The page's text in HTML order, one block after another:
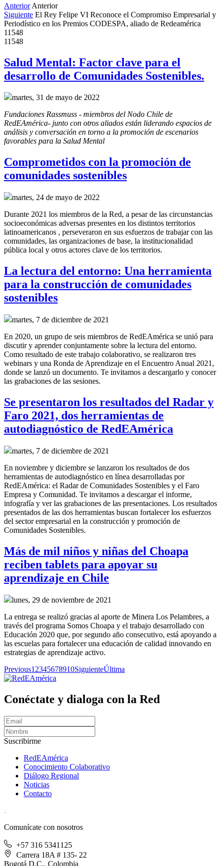
Anterior Anterior
Siguiente El Rey Felipe VI Reconoce el Compromiso Empresarial y
Periodístico en los Premios CODESPA, aliado de Redeamérica
11548
11548
Salud Mental: Factor clave para el
desarrollo de Comunidades Sostenibles.
martes, 31 de mayo de 2022
Fundaciones Rassmuss - miembros del Nodo Chile de
RedEAmérica- junto con otros aliados están liderando espacios de
análisis y conversación en torno a la promoción de escenarios
favorables para la Salud Mental
Comprometidos con la promoción de
comunidades sostenibles
martes, 24 de mayo de 2022
Durante 2021 los miembros de la Red, a pesar de las circunstancias
socioeconómicas adversas presentes en los distintos territorios
latinoamericanos , perseveraron en sus esfuerzos de trabajar con las
comunidades, las organizaciones de base, la institucionalidad
pública local y otros actores clave de los territorios.
La lectura del entorno: Una herramienta
para la construcción de comunidades
sostenibles
martes, 7 de diciembre de 2021
En 2020, un grupo de seis miembros de RedEAmérica se unió para
discutir y aprender conjuntamente sobre la lectura del entorno.
Como resultado de este trabajo colaborativo, se realizaron tres
webinars y una Ronda de Aprendizaje en el Encuentro Anual 2021,
donde se lanzó un documento. Te invitamos a descargarlo y conocer
las grabaciones de las sesiones.
Se presentaron los resultados del Radar y
Faro 2021, dos herramientas de
autodiagnóstico de RedEAmérica
martes, 7 de diciembre de 2021
En noviembre y diciembre se lanzaron los resultados de dos
herramientas de autodiagnóstico en línea desarrolladas por
RedEAmérica: el Radar de Comunidades Sostenibles y el Faro
Empresa y Comunidad. Te invitamos a descargar el informe,
infografía y ver las grabaciones de las presentaciones. Los resultados
presentados de las dos herramientas buscan fortalecer los esfuerzos
del sector empresarial en la construcción y promoción de
Comunidades Sostenibles.
Más de mil niños y niñas del Choapa
reciben tablets para apoyar su
aprendizaje en Chile
lunes, 29 de noviembre de 2021
La entrega se realizó gracias al aporte de Minera Los Pelambres, a
través del programa Somos Choapa y el trabajo desarrollado con
Educación 2020 que, por segundo año consecutivo, está apoyando a
las escuelas para fortalecer una educación de calidad innovando en
estrategias de aprendizaje activo.
Previous1 2345678910SiguienteÚltima
Conéctate y dialoga con la Red
Suscribirme
RedEAmérica
Conocimiento Colaborativo
Diálogo Regional
Noticias
Contacto
Comunícate con nosotros
+57 316 5341125
Carrera 18A # 135- 22
Bogotá D.C., Colombia